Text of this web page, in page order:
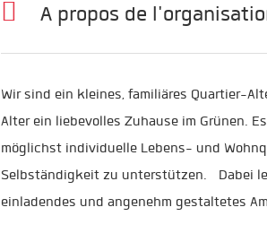
A propos de
Wir sind ein kleines, familiäres Quartier-
Alter ein liebevolles Zuhause im Grünen.
möglichst individuelle Lebens- und
Selbständigkeit zu unterstützen. Dabei
einladendes und angenehm gestaltetes